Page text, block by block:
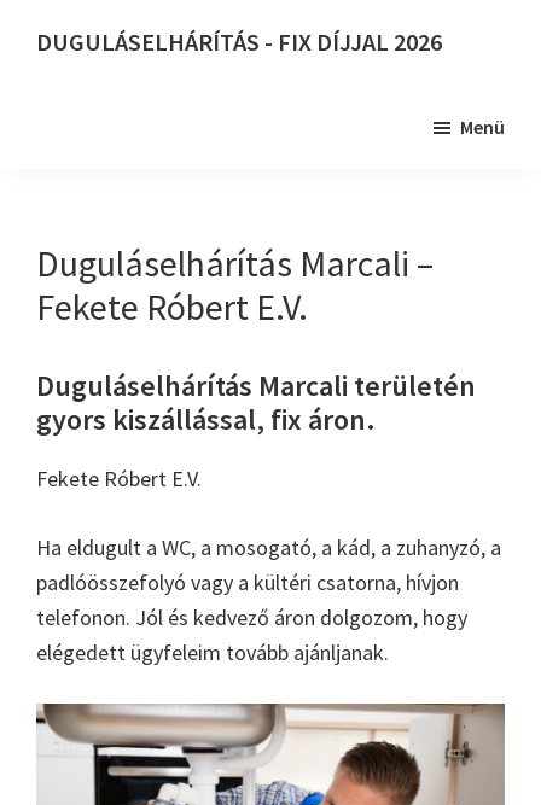
DUGULÁSELHÁRÍTÁS - FIX DÍJJAL 2026
Menü
Duguláselhárítás Marcali –
Fekete Róbert E.V.
Duguláselhárítás Marcali területén
gyors kiszállással, fix áron.
Fekete Róbert E.V.
Ha eldugult a WC, a mosogató, a kád, a zuhanyzó, a
padlóösszefolyó vagy a kültéri csatorna, hívjon
telefonon. Jól és kedvező áron dolgozom, hogy
elégedett ügyfeleim tovább ajánljanak.